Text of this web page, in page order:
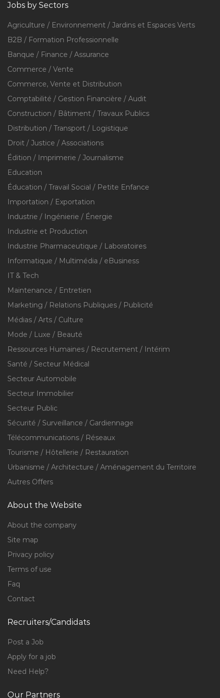
Jobs by Sectors
Agriculture / Environnement / Jardins et Espaces Verts
B2B / Formation Professionnelle
Banque / Finance / Assurance
Commerce / Vente
Commerce, Vente et Distribution
Comptabilité / Gestion Financière / Audit
Construction / Bâtiment / Travaux Publics
Distribution / Transport / Logistique
Droit / Justice / Associations
Édition / Imprimerie / Journalisme
Education
Éducation / Travail Social / Petite Enfance
Importation / Exportation
Industrie / Ingénierie / Énergie
Industrie et Production
Industrie Pharmaceutique / Laboratoires
Informatique / Multimédia / eBusiness
IT & Tech
Maintenance / Entretien
Marketing / Relations Publiques / Publicité
Médias / Arts / Culture
Mode / Luxe / Beauté
Ressources Humaines / Recrutement / Intérim
Santé / Secteur Médical
Secteur Automobile
Secteur Immobilier
Secteur Public
Sécurité / Surveillance / Gardiennage
Télécommunications / Réseaux
Tourisme / Hôtellerie / Restauration
Urbanisme / Architecture / Aménagement du Territoire
Autres Offers
About the Website
About the company
Site map
Privacy policy
Terms of use
Faq
Contact
Recruiters/Candidats
Post a Job
Apply for a job
Need Help?
Our Partners